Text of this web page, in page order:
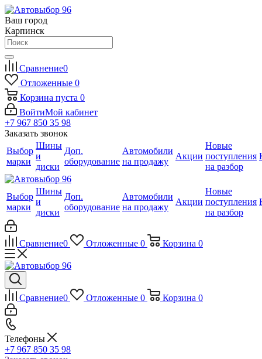
Ваш город
Карпинск
Сравнение0
Отложенные 0
Корзина пуста 0
ВойтиМой кабинет
+7 967 850 35 98
Заказать звонок
Выбор
марки
Шины
и
диски
Доп.
оборудование
Автомобили
на продажу
Акции
Новые
поступления
на разбор
Выбор
марки
Шины
и
диски
Доп.
оборудование
Автомобили
на продажу
Акции
Новые
поступления
на разбор
Сравнение0 Отложенные 0 Корзина 0
Сравнение0 Отложенные 0 Корзина 0
Телефоны
+7 967 850 35 98